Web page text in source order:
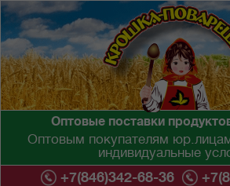
Оптовые поставки
Оптовым покупателям
индивидуальные
+7(846)342-68-36